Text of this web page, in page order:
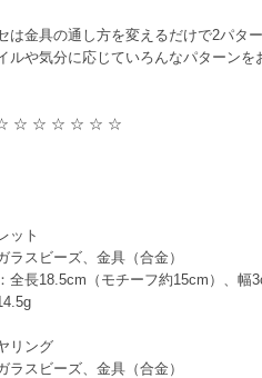
は金具の通し方を変えるだけで2パタ
ルや気分に応じていろんなパターン
☆ ☆ ☆ ☆ ☆ ☆
ット
スビーズ、金具（合金）
全長18.5cm（モチーフ約15cm）、幅
リング
スビーズ、金具（合金）